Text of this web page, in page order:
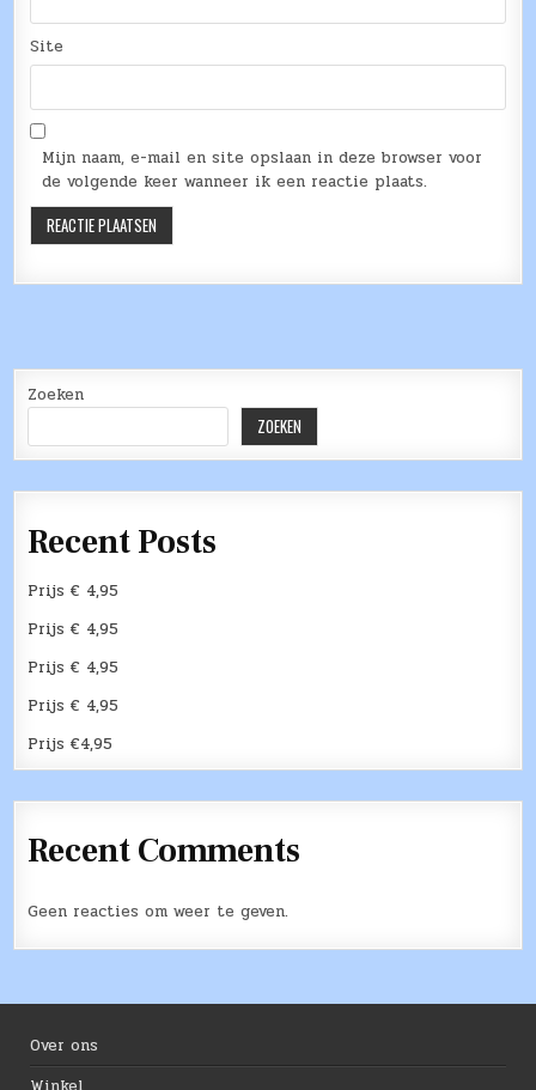
Site
Mijn naam, e-mail en site opslaan in deze browser voor
de volgende keer wanneer ik een reactie plaats.
Zoeken
ZOEKEN
Recent Posts
Prijs € 4,95
Prijs € 4,95
Prijs € 4,95
Prijs € 4,95
Prijs €4,95
Recent Comments
Geen reacties om weer te geven.
Over ons